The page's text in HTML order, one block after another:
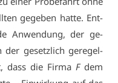
ge­ge­ben hat­te. Ent­
An­wen­dung, der ge­
der ge­setz­lich ge­re­gel­
dass die Fir­ma Fdem